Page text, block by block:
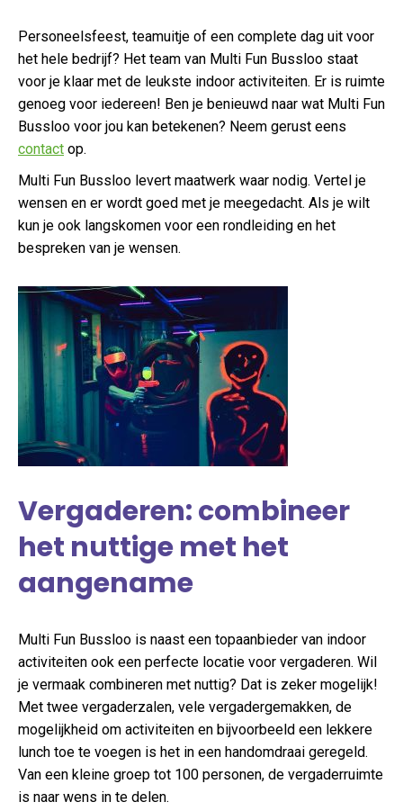
Personeelsfeest, teamuitje of een complete dag uit voor
het hele bedrijf? Het team van Multi Fun Bussloo staat
voor je klaar met de leukste indoor activiteiten. Er is ruimte
genoeg voor iedereen! Ben je benieuwd naar wat Multi Fun
Bussloo voor jou kan betekenen? Neem gerust eens
contact op.
Multi Fun Bussloo levert maatwerk waar nodig. Vertel je
wensen en er wordt goed met je meegedacht. Als je wilt
kun je ook langskomen voor een rondleiding en het
bespreken van je wensen.
Vergaderen: combineer
het nuttige met het
aangename
Multi Fun Bussloo is naast een topaanbieder van indoor
activiteiten ook een perfecte locatie voor vergaderen. Wil
je vermaak combineren met nuttig? Dat is zeker mogelijk!
Met twee vergaderzalen, vele vergadergemakken, de
mogelijkheid om activiteiten en bijvoorbeeld een lekkere
lunch toe te voegen is het in een handomdraai geregeld.
Van een kleine groep tot 100 personen, de vergaderruimte
is naar wens in te delen.